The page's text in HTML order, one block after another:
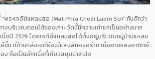
พระเจดีย์แหลมสอ (Wat Phra Chedi Laem So)” กันดีกว่า
งบริเวณตอนใต้ของเกาะ วัดนี้มีความเก่าแก่เป็นอย่างมาก
มื่อปี 2519 โดยเจดีย์แหลมสอได้ตั้งอยู่บริเวณหมู่บ้านแหลม
ขึ้น ที่ด้านหลังเจดีย์จะมีแสงสีทองอร่าม เมื่อยามแสงอาทิตย์
ง ถือเป็นอีกหนึ่งที่เที่ยวสมุยน่าสนใจ